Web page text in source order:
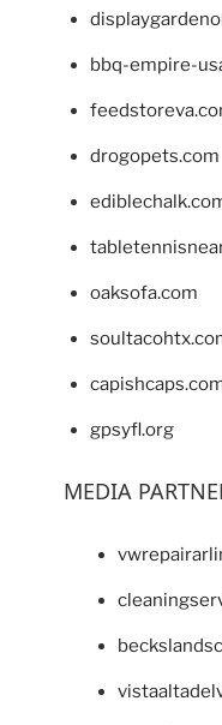
bbq-empire-
drogopets.com
oaksofa.com
gpsyfl.org
MEDIA